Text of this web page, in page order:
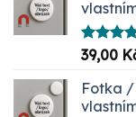
5.00
39,00
Fotka